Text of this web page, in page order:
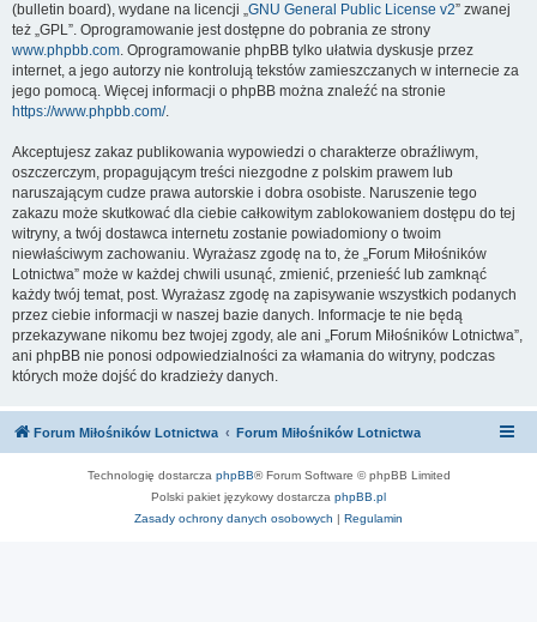
(bulletin board), wydane na licencji „GNU General Public License v2” zwanej
też „GPL”. Oprogramowanie jest dostępne do pobrania ze strony
www.phpbb.com. Oprogramowanie phpBB tylko ułatwia dyskusje przez
internet, a jego autorzy nie kontrolują tekstów zamieszczanych w internecie za
jego pomocą. Więcej informacji o phpBB można znaleźć na stronie
https://www.phpbb.com/.
Akceptujesz zakaz publikowania wypowiedzi o charakterze obraźliwym,
oszczerczym, propagującym treści niezgodne z polskim prawem lub
naruszającym cudze prawa autorskie i dobra osobiste. Naruszenie tego
zakazu może skutkować dla ciebie całkowitym zablokowaniem dostępu do tej
witryny, a twój dostawca internetu zostanie powiadomiony o twoim
niewłaściwym zachowaniu. Wyrażasz zgodę na to, że „Forum Miłośników
Lotnictwa” może w każdej chwili usunąć, zmienić, przenieść lub zamknąć
każdy twój temat, post. Wyrażasz zgodę na zapisywanie wszystkich podanych
przez ciebie informacji w naszej bazie danych. Informacje te nie będą
przekazywane nikomu bez twojej zgody, ale ani „Forum Miłośników Lotnictwa”,
ani phpBB nie ponosi odpowiedzialności za włamania do witryny, podczas
których może dojść do kradzieży danych.
Forum Miłośników Lotnictwa Forum Miłośników Lotnictwa
Technologię dostarcza phpBB® Forum Software © phpBB Limited
Polski pakiet językowy dostarcza phpBB.pl
Zasady ochrony danych osobowych | Regulamin